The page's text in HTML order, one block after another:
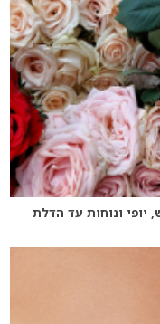
יופי ונוחות עד הדלת